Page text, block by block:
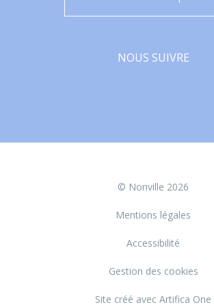
NOUS SUIVRE
© Nonville 2026
Mentions légales
Accessibilité
Gestion des cookies
Site créé avec Artifica One